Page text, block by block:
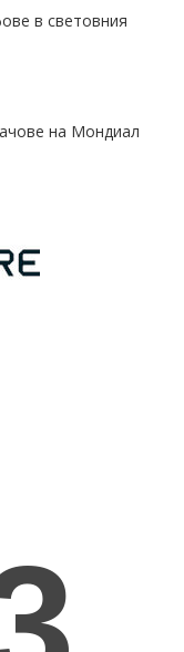
в световния
на Мондиал